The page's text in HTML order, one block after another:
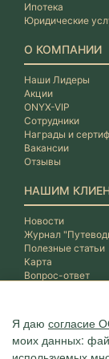
Я даю согласие
моих данных:
Ипотека
Юридические
О КОМПАНИИ
Наши Лидеры
Акции
ONYX-VIP
Сотрудники
Награды и
Вакансии
Отзывы
НАШИМ
Новости
Журнал
Полезные статьи
Карта
Вопрос-ответ